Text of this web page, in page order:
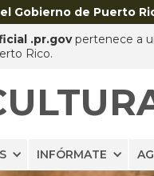
Gobierno de Puerto
.pr.govpertenece a
Rico.
INFÓRMATE